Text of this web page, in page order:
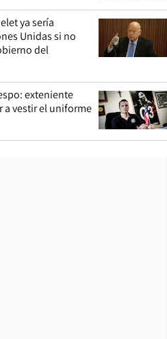
ya sería
Unidas si no
del
exteniente
a vestir el uniforme